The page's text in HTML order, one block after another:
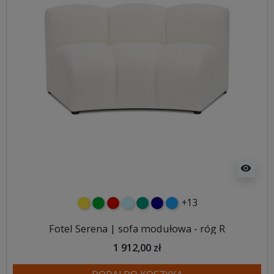
visibility
żółtyzielonyczerwony
błękitnyturkusowy
granatowy
niebieski
+13
Fotel Serena | sofa modułowa - róg R
1 912,00 zł